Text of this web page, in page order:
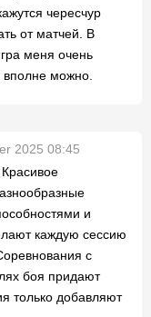
чересчур
от матчей. В
меня очень
вполне можно.
2025 08:45
Красивое
и
каждую сессию
с
боя придают
только добавляют